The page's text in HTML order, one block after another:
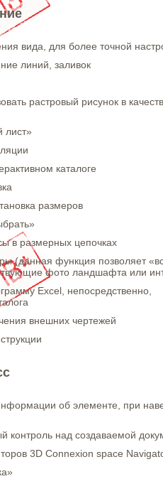
вида, для более точной
линий, заливок
растровый рисунок в
лист»
каталоге
размеров
в размерных цепочках
(данная функция позволяет
фото ландшафта или
Excel, непосредственно,
внешних чертежей
об элементе, при
контроль над создаваемой
3D Connexion space